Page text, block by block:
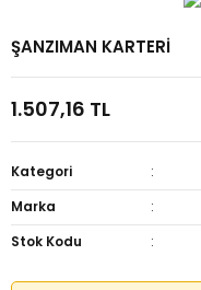
ŞANZIMAN KARTERİ
1.507,16 TL
Kategori
Marka
Stok Kodu